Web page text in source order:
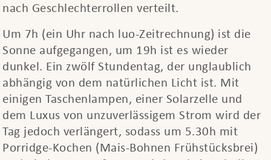
nach Geschlechterrollen verteilt.
Um 7h (ein Uhr nach luo-Zeitrechnung) ist die
Sonne aufgegangen, um 19h ist es wieder
dunkel. Ein zwölf Stundentag, der unglaublich
abhängig von dem natürlichen Licht ist. Mit
einigen Taschenlampen, einer Solarzelle und
dem Luxus von unzuverlässigem Strom wird der
Tag jedoch verlängert, sodass um 5.30h mit
Porridge-Kochen (Mais-Bohnen Frühstücksbrei)